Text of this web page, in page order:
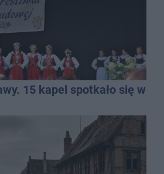
15 kapel spotkało się w